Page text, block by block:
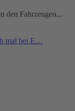
den Fahrzeugen...
mal bei E…